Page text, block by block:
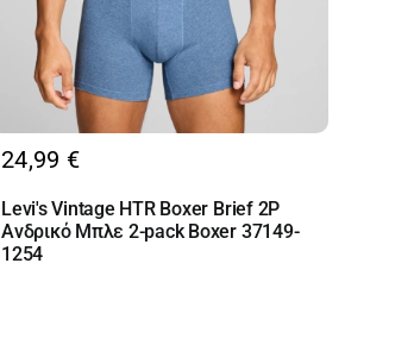
24,99 €
Levi's Vintage HTR Boxer Brief 2P
Ανδρικό Μπλε 2-pack Boxer 37149-
1254